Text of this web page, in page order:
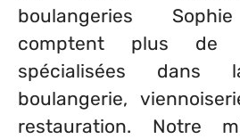
boulangeries Sophie
comptent plus de
spécialisées
boulangerie,
restauration. Notre